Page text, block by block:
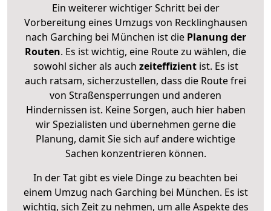
Ein weiterer wichtiger Schritt bei der
Vorbereitung eines Umzugs von Recklinghausen
nach Garching bei München ist diePlanung der
Routen. Es ist wichtig, eine Route zu wählen, die
sowohl sicher als auch zeiteffizientist. Es ist
auch ratsam, sicherzustellen, dass die Route frei
von Straßensperrungen und anderen
Hindernissen ist. Keine Sorgen, auch hier haben
wir Spezialisten und übernehmen gerne die
Planung, damit Sie sich auf andere wichtige
Sachen konzentrieren können.
In der Tat gibt es viele Dinge zu beachten bei
einem Umzug nach Garching bei München. Es ist
wichtig, sich Zeit zu nehmen, um alle Aspekte des